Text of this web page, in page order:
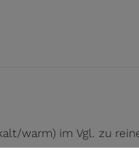
warm) im Vgl. zu